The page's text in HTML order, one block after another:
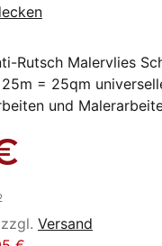
Rutsch Malervlies
= 25qm
und
Versand